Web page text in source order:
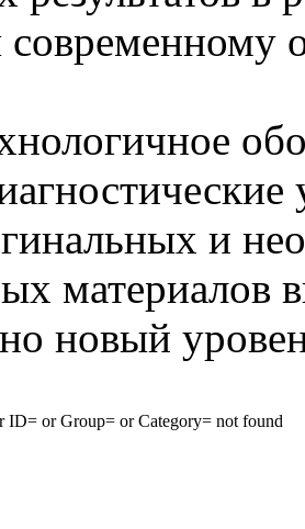
современному
и
материалов
новый
or Group= or Category= not found